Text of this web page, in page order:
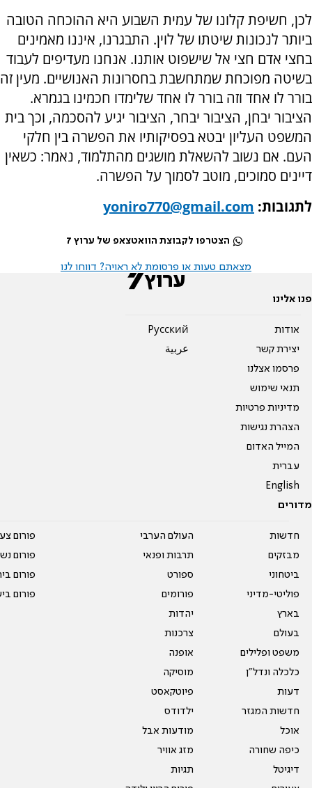
לכן, חשיפת קלונו של עמית השבוע היא ההוכחה הטובה
ביותר לנכונות שיטתו של לוין. התבגרנו, איננו מאמינים
בחצי אדם חצי אל שישפוט אותנו. אנחנו מעדיפים לעבוד
בשיטה מפוכחת שמתחשבת בחסרונות האנושיים. מעין זה
בורר לו אחד וזה בורר לו אחד שלימדו חכמינו בגמרא.
הציבור יבחן, הציבור יבחר, הציבור יגיע להסכמה, וכך בית
המשפט העליון יבטא בפסיקותיו את הפשרה בין חלקי
העם. אם נשוב להשאלת מושגים מהתלמוד, נאמר: כשאין
דיינים סמוכים, מוטב לסמוך על הפשרה.
לתגובות: yoniro770@gmail.com
הצטרפו לקבוצת הוואטצאפ של ערוץ 7
מצאתם טעות או פרסומת לא ראויה? דווחו לנו
פנו אלינו
אודות
יצירת קשר
פרסמו אצלנו
תנאי שימוש
מדיניות פרטיות
הצהרת נגישות
המייל האדום
עברית
English
Pусский
عربية
מדורים
חדשות
מבזקים
ביטחוני
פוליטי-מדיני
בארץ
בעולם
משפט ופלילים
כלכלה ונדל"ן
דעות
חדשות המגזר
אוכל
כיפה שחורה
דיגיטל
העולם הערבי
תרבות ופנאי
ספורט
פורומים
יהדות
צרכנות
אופנה
מוסיקה
פיוטקאסט
ילדודס
מודעות אבל
מזג אוויר
תגיות
פורום
פורום
פורום
פורום